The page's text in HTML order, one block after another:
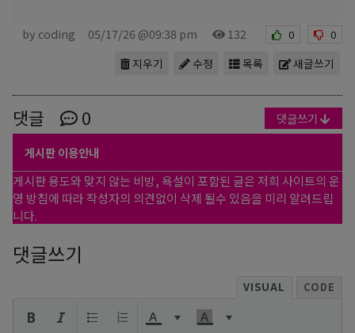
by coding 05/17/26 @09:38 pm 132 0 0
새글쓰기
목록
수정
지우기
댓글 0 댓글쓰기
게시판 이용안내
게시판 용도와 맞지 않는 비방, 욕설이 포함된 글은 저희 사이트의 운
영 방침에 따라 작성자의 의견없이 삭제 될수 있음을 미리 알려드립
니다.
댓글쓰기
VISUAL CODE